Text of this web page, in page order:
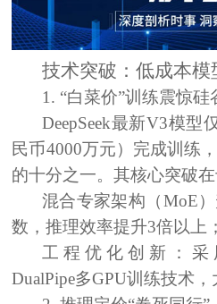
技术突破：低成本模
1. “白菜价”训练震惊硅
DeepSeek最新V3模型
民币4000万元）完成训练
的十分之一。其核心突破在
混合专家架构（MoE
数，推理效率提升3倍以上；
工程优化创新：采
DualPipe多GPU训练技术，